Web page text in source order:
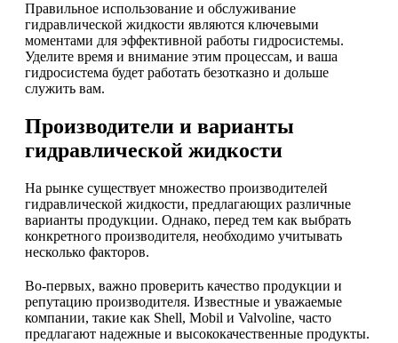
Правильное использование и обслуживание
гидравлической жидкости являются ключевыми
моментами для эффективной работы гидросистемы.
Уделите время и внимание этим процессам, и ваша
гидросистема будет работать безотказно и дольше
служить вам.
Производители и варианты
гидравлической жидкости
На рынке существует множество производителей
гидравлической жидкости, предлагающих различные
варианты продукции. Однако, перед тем как выбрать
конкретного производителя, необходимо учитывать
несколько факторов.
Во-первых, важно проверить качество продукции и
репутацию производителя. Известные и уважаемые
компании, такие как Shell, Mobil и Valvoline, часто
предлагают надежные и высококачественные продукты.